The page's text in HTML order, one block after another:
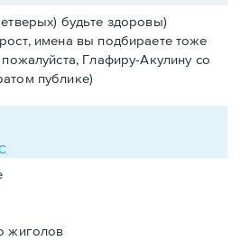
будьте здоровы)
имена вы подбираете тоже
Глафиру-Акулину со
публике)
жиголов